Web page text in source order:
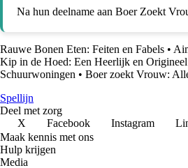
Na hun deelname aan Boer Zoekt
Rauwe Bonen Eten: Feiten en Fabels •
Kip in de Hoed: Een Heerlijk en
Schuurwoningen • Boer zoekt Vrouw:
Spellijn
Deel met zorg
X
Facebook Instagram
Maak kennis met ons
Hulp krijgen
Media